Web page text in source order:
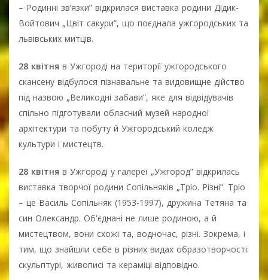
– Родинні зв’язки” відкрилася виставка родини Дідик-
Войтович „Цвіт сакури”, що поєднала ужгородських та
львівських митців.
28 квітня в Ужгороді на території ужгородського
скансену відбулося пізнавальне та видовищне дійство
під назвою „Великодні забави”, яке для відвідувачів
спільно підготували обласний музей народної
архітектури та побуту й Ужгородський коледж
культури і мистецтв.
28 квітня в Ужгороді у галереї „Ужгород” відкрилась
виставка творчої родини Сопільняків „Тріо. Різні”. Тріо
– це Василь Сопільняк (1953-1997), дружина Тетяна та
син Олександр. Об'єднані не лише родиною, а й
мистецтвом, вони схожі та, водночас, різні. Зокрема, і
тим, що знайшли себе в різних видах образотворчості:
скульптурі, живописі та кераміці відповідно.